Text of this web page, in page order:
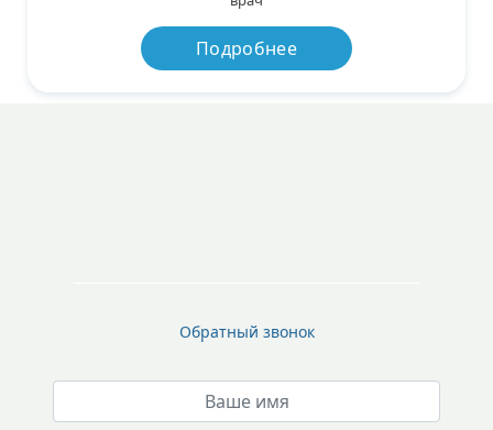
Подробнее
Обратный звонок